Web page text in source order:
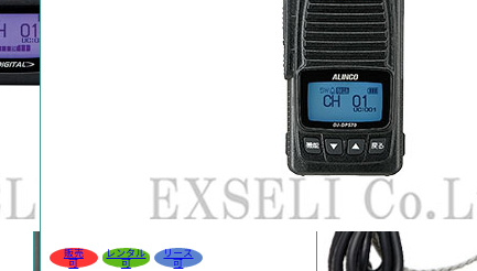
販売
可
レンタル
可
リース
可